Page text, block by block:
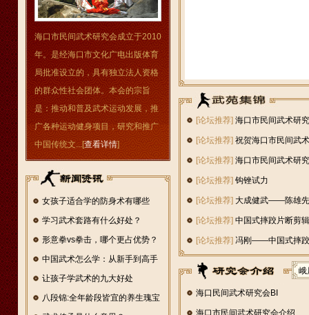
海口市民间武术研究会成立于2010
年。是经海口市文化广电出版体育
局批准设立的，具有独立法人资格
的群众性社会团体。本会的宗旨
是：推动和普及武术运动发展，推
广各种运动健身项目，研究和推广
中国传统文...[查看详情]
女孩子适合学的防身术有哪些
学习武术套路有什么好处？
形意拳vs拳击，哪个更占优势？
中国武术怎么学：从新手到高手
的
让孩子学武术的九大好处
八段锦:全年龄段皆宜的养生瑰宝
[论坛推荐] 海口市民间武术研
[论坛推荐] 祝贺海口市民间武
仑决
[论坛推荐] 海口市民间武术研
比赛
[论坛推荐] 钩锉试力
[论坛推荐] 大成健武——陈雄
[论坛推荐] 中国式摔跤片断剪辑
[论坛推荐] 冯刚——中国式摔
峨
海口民间武术研究会BI
海口市民间武术研究会介绍